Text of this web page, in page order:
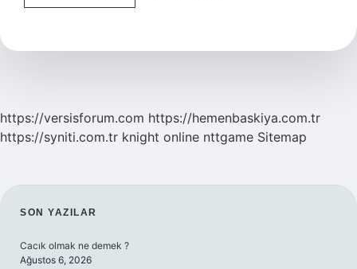
Kisaltmasi
https://versisforum.com https://hemenbaskiya.com.tr
https://syniti.com.tr knight online nttgame Sitemap
SIDEBAR
SON YAZILAR
Cacık olmak ne demek ?
Ağustos 6, 2026